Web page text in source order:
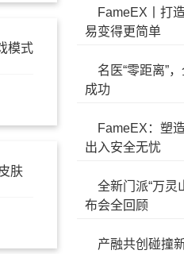
模式
肤
FameEX丨打
易变得更简单
名医“零距离”
成功
FameEX：塑
出入安全无忧
全新门派“万灵
布会全回顾
产融共创碰撞